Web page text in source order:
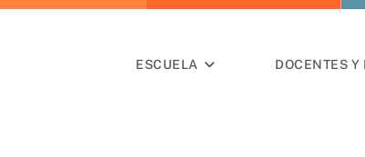
ESCUELA DOCENTES Y